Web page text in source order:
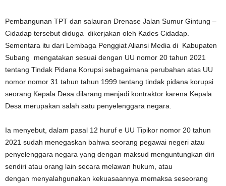
Pembangunan TPT dan salauran Drenase Jalan Sumur Gintung –
Cidadap tersebut diduga dikerjakan oleh Kades Cidadap.
Sementara itu dari Lembaga Penggiat Aliansi Media di Kabupaten
Subang mengatakan sesuai dengan UU nomor 20 tahun 2021
tentang Tindak Pidana Korupsi sebagaimana perubahan atas UU
nomor nomor 31 tahun tahun 1999 tentang tindak pidana korupsi
seorang Kepala Desa dilarang menjadi kontraktor karena Kepala
Desa merupakan salah satu penyelenggara negara.
Ia menyebut, dalam pasal 12 huruf e UU Tipikor nomor 20 tahun
2021 sudah menegaskan bahwa seorang pegawai negeri atau
penyelenggara negara yang dengan maksud menguntungkan diri
sendiri atau orang lain secara melawan hukum, atau
dengan menyalahgunakan kekuasaannya memaksa seseorang